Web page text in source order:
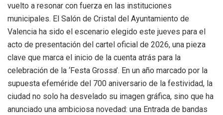
vuelto a resonar con fuerza en las instituciones
municipales. El Salón de Cristal del Ayuntamiento de
Valencia ha sido el escenario elegido este jueves para el
acto de presentación del cartel oficial de 2026, una pieza
clave que marca el inicio de la cuenta atrás para la
celebración de la ‘Festa Grossa’. En un año marcado por la
supuesta efeméride del 700 aniversario de la festividad, la
ciudad no solo ha desvelado su imagen gráfica, sino que ha
anunciado una ambiciosa novedad: una Entrada de bandas